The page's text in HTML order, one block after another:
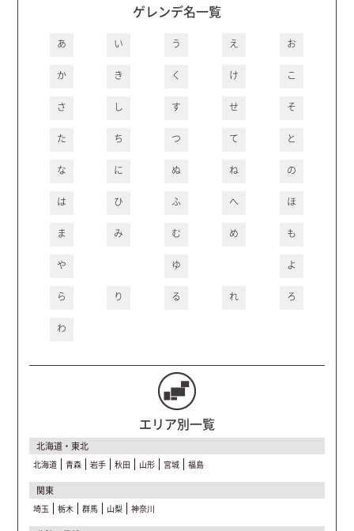
ゲレンデ名一覧
あ い う え お
か き く け こ
さ し す せ そ
た ち つ て と
な に ぬ ね の
は ひ ふ へ ほ
ま み む め も
や ゆ よ
ら り る れ ろ
わ
エリア別一覧
北海道・東北
北海道 青森 岩手 秋田 山形 宮城 福島
関東
埼玉 栃木 群馬 山梨 神奈川